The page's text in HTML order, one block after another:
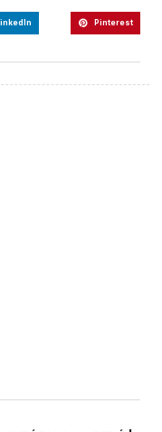
Pinterest